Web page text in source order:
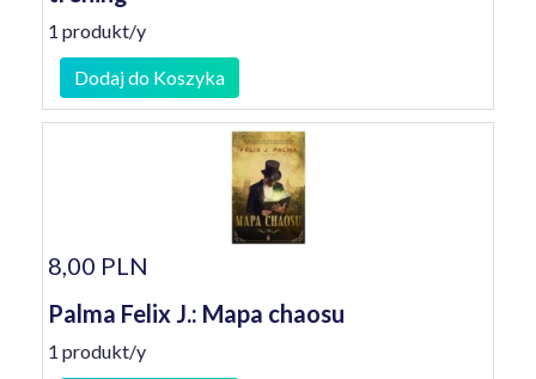
1 produkt/y
Dodaj do Koszyka
8,00 PLN
Palma Felix J.: Mapa chaosu
1 produkt/y